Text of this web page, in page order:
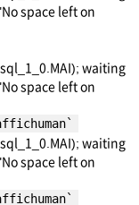
space left on
waiting
space left on
waiting
space left on